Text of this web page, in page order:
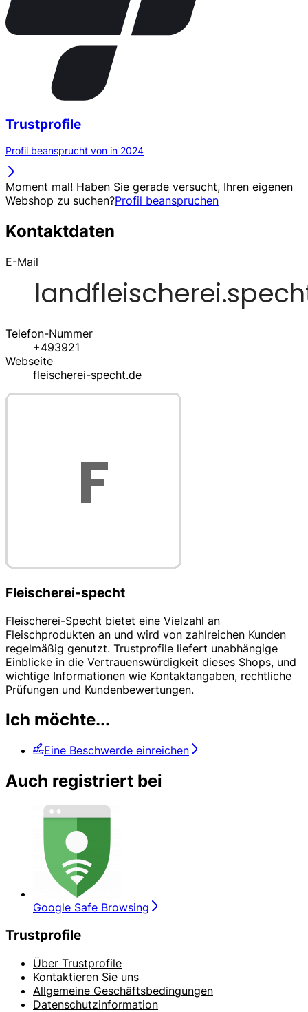
Trustprofile
Profil beansprucht von in 2024
Moment mal! Haben Sie gerade versucht, Ihren eigenen
Webshop zu suchen?Profil beanspruchen
Kontaktdaten
E-Mail
Telefon-Nummer
+493921
Webseite
fleischerei-specht.de
Fleischerei-specht
Fleischerei-Specht bietet eine Vielzahl an
Fleischprodukten an und wird von zahlreichen Kunden
regelmäßig genutzt. Trustprofile liefert unabhängige
Einblicke in die Vertrauenswürdigkeit dieses Shops, und
wichtige Informationen wie Kontaktangaben, rechtliche
Prüfungen und Kundenbewertungen.
Ich möchte...
Eine Beschwerde einreichen
Auch registriert bei
Google Safe Browsing
Trustprofile
Über Trustprofile
Kontaktieren Sie uns
Allgemeine Geschäftsbedingungen
Datenschutzinformation